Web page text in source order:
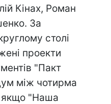
Кінах, Роман
За
столі
проекти
"Пакт
між чотирма
якщо "Наша